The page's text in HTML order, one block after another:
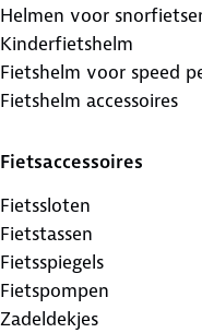
Helmen voor
Kinderfietshelm
Fietshelm voor speed
Fietshelm accessoires
Fietsaccessoires
Fietssloten
Fietstassen
Fietsspiegels
Fietspompen
Zadeldekjes